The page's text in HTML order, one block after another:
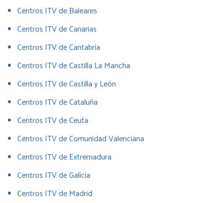
Centros ITV de Baleares
Centros ITV de Canarias
Centros ITV de Cantabria
Centros ITV de Castilla La Mancha
Centros ITV de Castilla y León
Centros ITV de Cataluña
Centros ITV de Ceuta
Centros ITV de Comunidad Valenciana
Centros ITV de Extremadura
Centros ITV de Galícia
Centros ITV de Madrid